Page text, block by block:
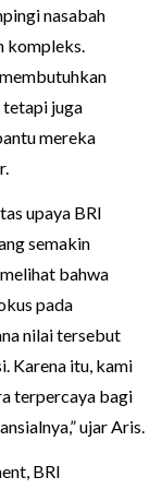
nasabah
kompleks.
tetapi juga
mereka
upaya BRI
semakin
bahwa
pada
nilai tersebut
Karena itu, kami
terpercaya bagi
ujar Aris.
BRI